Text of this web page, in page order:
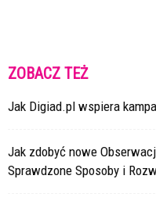
ZOBACZ TEŻ
Jak Digiad.pl wspiera
Jak zdobyć nowe
Sprawdzone Sposoby i